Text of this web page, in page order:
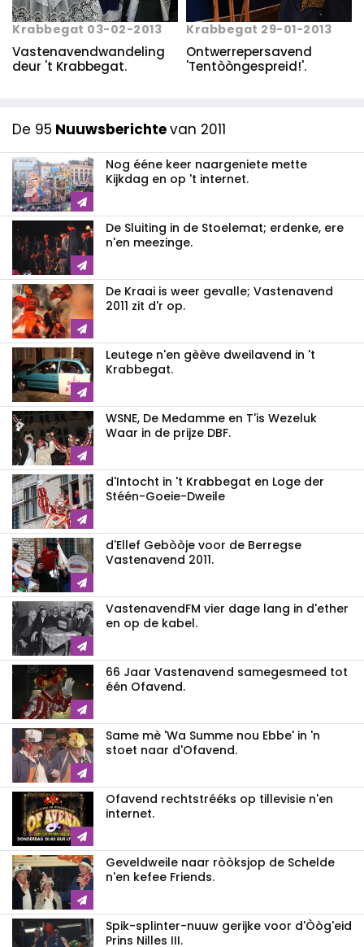
Krabbegat 03-02-2013
Vastenavendwandeling
deur 't Krabbegat.
Krabbegat 29-01-2013
Ontwerrepersavend
'Tentòòngespreid!'.
De 95 Nuuwsberichtevan 2011
Nog ééne keer naargeniete mette
Kijkdag en op 't internet.
De Sluiting in de Stoelemat; erdenke, ere
n'en meezinge.
De Kraai is weer gevalle; Vastenavend
2011 zit d'r op.
Leutege n'en gèève dweilavend in 't
Krabbegat.
WSNE, De Medamme en T'is Wezeluk
Waar in de prijze DBF.
d'Intocht in 't Krabbegat en Loge der
Stéén-Goeie-Dweile
d'Ellef Gebòòje voor de Berregse
Vastenavend 2011.
VastenavendFM vier dage lang in d'ether
en op de kabel.
66 Jaar Vastenavend samegesmeed tot
één Ofavend.
Same mè 'Wa Summe nou Ebbe' in 'n
stoet naar d'Ofavend.
Ofavend rechtstrééks op tillevisie n'en
internet.
Geveldweile naar ròòksjop de Schelde
n'en kefee Friends.
Spik-splinter-nuuw gerijke voor d'Òòg'eid
Prins Nilles III.